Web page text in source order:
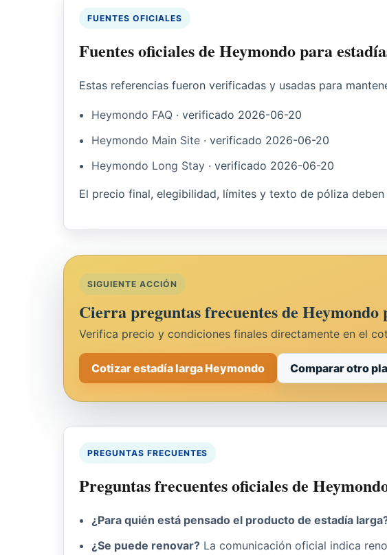
FUENTES OFICIALES
Fuentes oficiales de Heymondo para
Estas referencias fueron verificadas y usadas para
Heymondo FAQ · verificado 2026-06-20
Heymondo Main Site · verificado 2026-06-20
Heymondo Long Stay · verificado 2026-06-20
El precio final, elegibilidad, límites y texto de póliza
SIGUIENTE ACCIÓN
Cierra preguntas frecuentes de Heymondo
Verifica precio y condiciones finales directamente en el
Cotizar estadía larga Heymondo Comparar otro
PREGUNTAS FRECUENTES
Preguntas frecuentes oficiales de
¿Para quién está pensado el producto de estadía
¿Se puede renovar? La comunicación oficial indica